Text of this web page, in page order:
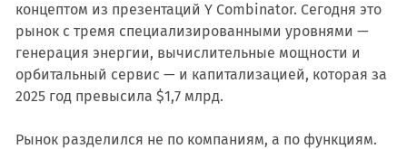
концептом из презентаций Y Combinator. Сегодня это
рынок с тремя специализированными уровнями —
генерация энергии, вычислительные мощности и
орбитальный сервис — и капитализацией, которая за
2025 год превысила $1,7 млрд.
Рынок разделился не по компаниям, а по функциям.